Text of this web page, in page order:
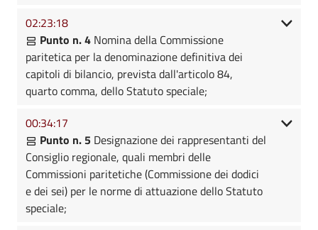
02:23:18
Punto n. 4 Nomina della Commissione
paritetica per la denominazione definitiva dei
capitoli di bilancio, prevista dall'articolo 84,
quarto comma, dello Statuto speciale;
00:34:17
Punto n. 5 Designazione dei rappresentanti del
Consiglio regionale, quali membri delle
Commissioni paritetiche (Commissione dei dodici
e dei sei) per le norme di attuazione dello Statuto
speciale;